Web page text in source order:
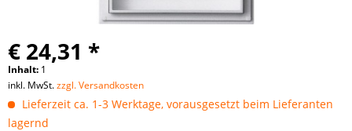
€ 24,31 *
Inhalt: 1
inkl. MwSt.zzgl. Versandkosten
Lieferzeit ca. 1-3 Werktage, vorausgesetzt beim Lieferanten
lagernd